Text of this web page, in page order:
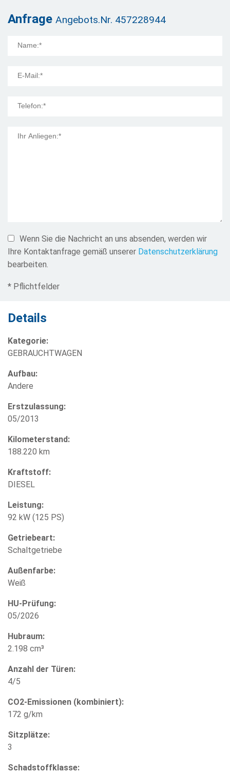
Anfrage Angebots.Nr. 457228944
Wenn Sie die Nachricht an uns absenden, werden wir
Ihre Kontaktanfrage gemäß unserer Datenschutzerklärung
bearbeiten.
* Pflichtfelder
Details
Kategorie:
GEBRAUCHTWAGEN
Aufbau:
Andere
Erstzulassung:
05/2013
Kilometerstand:
188.220 km
Kraftstoff:
DIESEL
Leistung:
92 kW (125 PS)
Getriebeart:
Schaltgetriebe
Außenfarbe:
Weiß
HU-Prüfung:
05/2026
Hubraum:
2.198 cm³
Anzahl der Türen:
4/5
CO2-Emissionen (kombiniert):
172 g/km
Sitzplätze:
3
Schadstoffklasse: